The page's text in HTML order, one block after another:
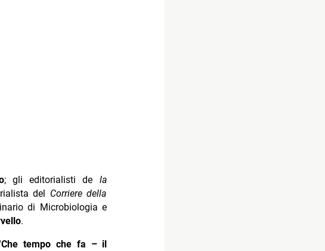
; gli editorialisti de la
del Corriere della
di Microbiologia e
.
Che tempo che fa – il